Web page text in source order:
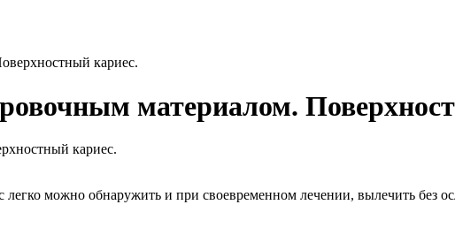
кариес.
материалом.
легко можно обнаружить и при своевременном лечении, вылечить без